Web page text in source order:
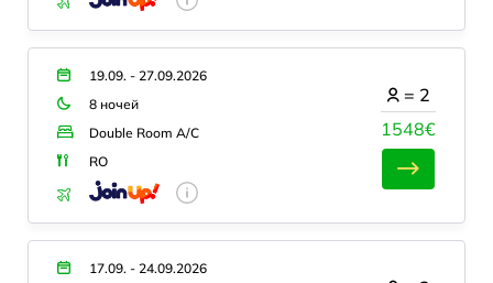
19.09. - 27.09.2026
8 ночей
Double Room A/C
RO
1548€
= 2
17.09. - 24.09.2026